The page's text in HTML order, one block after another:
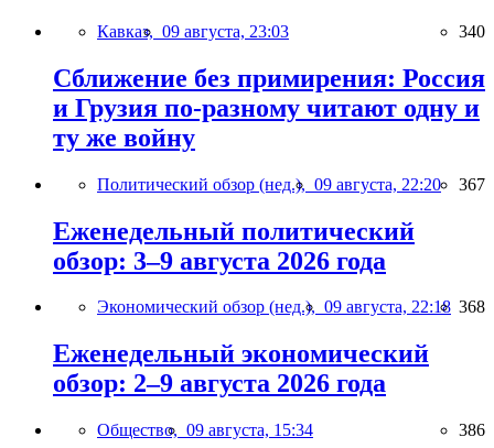
Кавказ, 09 августа, 23:03 340
Сближение без примирения: Россия
и Грузия по-разному читают одну и
ту же войну
Политический обзор (нед.), 09 августа, 22:20 367
Еженедельный политический
обзор: 3–9 августа 2026 года
Экономический обзор (нед.), 09 августа, 22:18 368
Еженедельный экономический
обзор: 2–9 августа 2026 года
Общество, 09 августа, 15:34 386